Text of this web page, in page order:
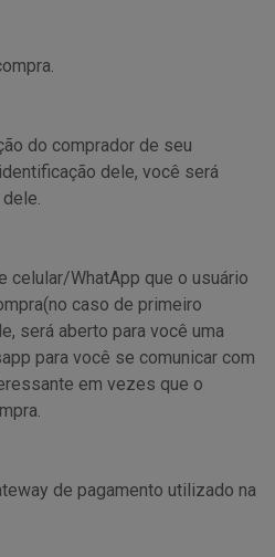
do comprador de seu
dele, você será
celular/WhatApp que o usuário
caso de primeiro
será aberto para você uma
para você se comunicar com
em vezes que o
de pagamento utilizado na